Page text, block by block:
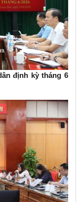
định kỳ tháng 6